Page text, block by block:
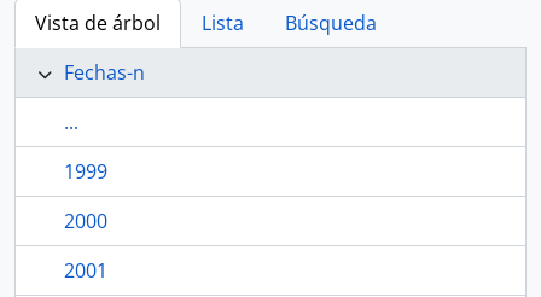
Vista de árbol Lista
Búsqueda
Fechas-n
...
1999
2000
2001